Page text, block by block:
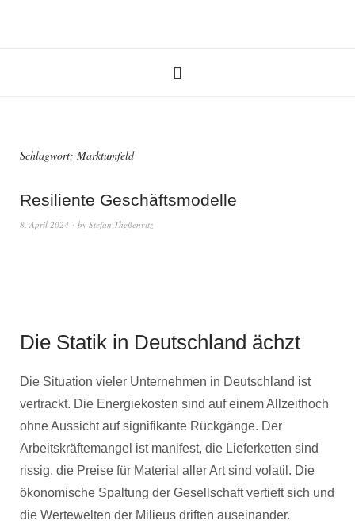
Schlagwort: Marktumfeld
Resiliente Geschäftsmodelle
8. April 2024 by Stefan Theßenvitz
Die Statik in Deutschland ächzt
Die Situation vieler Unternehmen in Deutschland ist
vertrackt. Die Energiekosten sind auf einem Allzeithoch
ohne Aussicht auf signifikante Rückgänge. Der
Arbeitskräftemangel ist manifest, die Lieferketten sind
rissig, die Preise für Material aller Art sind volatil. Die
ökonomische Spaltung der Gesellschaft vertieft sich und
die Wertewelten der Milieus driften auseinander.